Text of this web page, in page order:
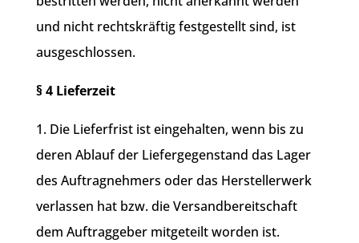
und nicht rechtskräftig festgestellt sind, ist
ausgeschlossen.
§ 4 Lieferzeit
1. Die Lieferfrist ist eingehalten, wenn bis zu
deren Ablauf der Liefergegenstand das Lager
des Auftragnehmers oder das Herstellerwerk
verlassen hat bzw. die Versandbereitschaft
dem Auftraggeber mitgeteilt worden ist.